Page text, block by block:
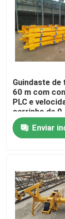
Quem
Fábrica
Controle de
Fale Conosco
Guindaste
Guindaste
Guindaste de
60 m com
PLC e
carrinho de
M/min
Enviar